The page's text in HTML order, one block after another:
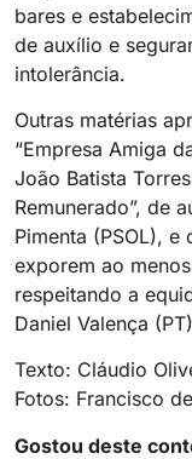
bares e
de auxílio e
intolerância.
Outras matérias
“Empresa Amiga
João Batista
Remunerado”, de
Pimenta (PSOL),
exporem ao
respeitando a
Daniel Valença
Texto: Cláudio
Fotos: Francisco
Gostou deste